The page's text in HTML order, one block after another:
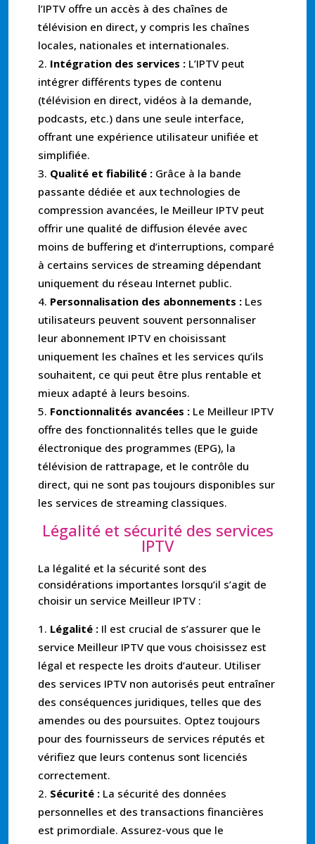
l’IPTV offre un accès à des chaînes de
télévision en direct, y compris les chaînes
locales, nationales et internationales.
Intégration des services : L’IPTV peut
intégrer différents types de contenu
(télévision en direct, vidéos à la demande,
podcasts, etc.) dans une seule interface,
offrant une expérience utilisateur unifiée et
simplifiée.
Qualité et fiabilité : Grâce à la bande
passante dédiée et aux technologies de
compression avancées, le Meilleur IPTV peut
offrir une qualité de diffusion élevée avec
moins de buffering et d’interruptions, comparé
à certains services de streaming dépendant
uniquement du réseau Internet public.
Personnalisation des abonnements : Les
utilisateurs peuvent souvent personnaliser
leur abonnement IPTV en choisissant
uniquement les chaînes et les services qu’ils
souhaitent, ce qui peut être plus rentable et
mieux adapté à leurs besoins.
Fonctionnalités avancées : Le Meilleur IPTV
offre des fonctionnalités telles que le guide
électronique des programmes (EPG), la
télévision de rattrapage, et le contrôle du
direct, qui ne sont pas toujours disponibles sur
les services de streaming classiques.
Légalité et sécurité des services
IPTV
La légalité et la sécurité sont des
considérations importantes lorsqu’il s’agit de
choisir un service Meilleur IPTV :
Légalité : Il est crucial de s’assurer que le
service Meilleur IPTV que vous choisissez est
légal et respecte les droits d’auteur. Utiliser
des services IPTV non autorisés peut entraîner
des conséquences juridiques, telles que des
amendes ou des poursuites. Optez toujours
pour des fournisseurs de services réputés et
vérifiez que leurs contenus sont licenciés
correctement.
Sécurité : La sécurité des données
personnelles et des transactions financières
est primordiale. Assurez-vous que le